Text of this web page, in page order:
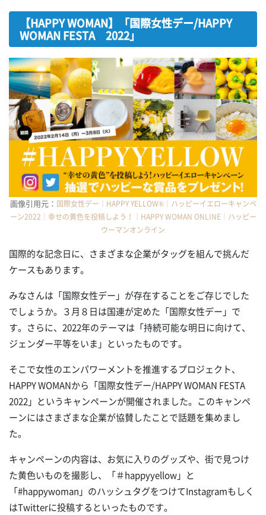
【HAPPY WOMAN】「国際女性デー/HAPPY
WOMAN FESTA 2022」
画像引用元： 国際女性デー｜HAPPY YELLOW®︎｜ハッピーイエローキャンペ
ーン2022｜幸せの黄色を投稿しよう！｜HAPPY WOMAN ONLINE｜ハッピー
ウーマンオンライン
国際的な記念日に、さまざまな企業がタッグを組んで挑んだ
ケースもあります。
みなさんは「国際女性デー」が存在することをご存じでした
でしょうか。３月８日は国連が定めた「国際女性デー」で
す。さらに、2022年のテーマは「持続可能な明日に向けて、
ジェンダー平等をいま」といったものです。
そこで女性のエンパワーメントを推進するプロジェクト、
HAPPY WOMANから「国際女性デー/HAPPY WOMAN FESTA
2022」というキャンペーンが開催されました。このキャンペ
ーンにはさまざまな企業が協賛したことで話題を集めまし
た。
キャンペーンの内容は、お気に入りのグッズや、街で見つけ
た黄色いものを撮影し、「＃happyyellow」と
「#happywoman」のハッシュタグをつけてInstagramもしく
はTwitterに投稿するといったものです。